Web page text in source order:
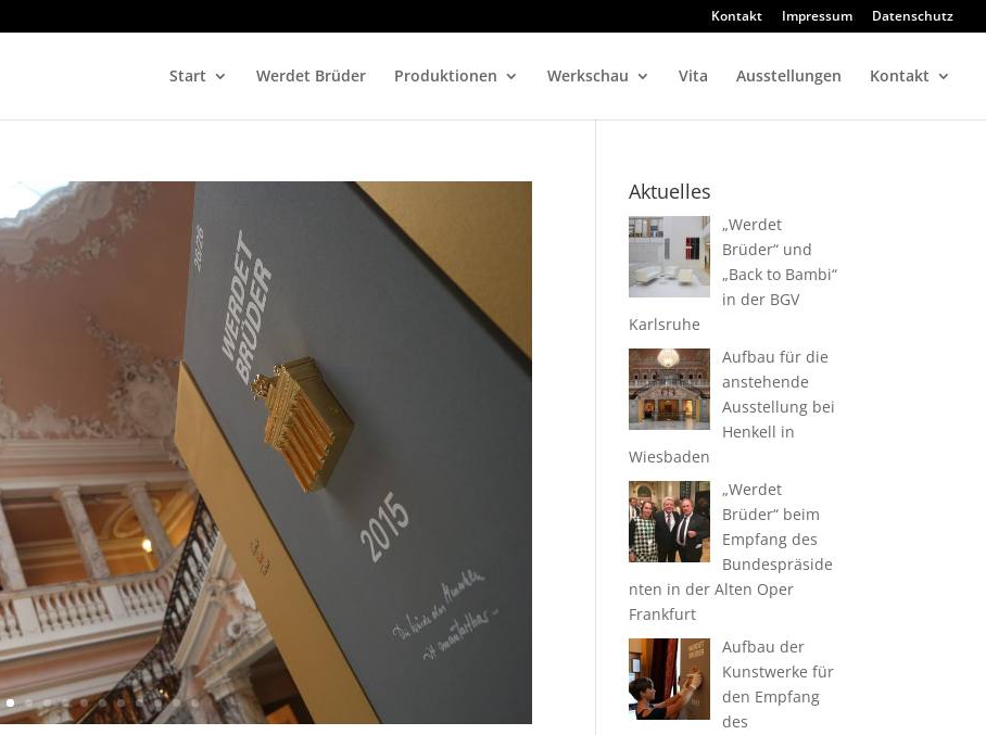
Kontakt Impressum Datenschutz
Start Werdet Brüder Produktionen Werkschau Vita Ausstellungen Kontakt
Aktuelles
„Werdet
Brüder“ und
„Back to Bambi“
in der BGV
Karlsruhe
Aufbau für die
anstehende
Ausstellung bei
Henkell in
Wiesbaden
„Werdet
Brüder“ beim
Empfang des
Bundespräside
nten in der Alten Oper
Frankfurt
Aufbau der
Kunstwerke für
den Empfang
des